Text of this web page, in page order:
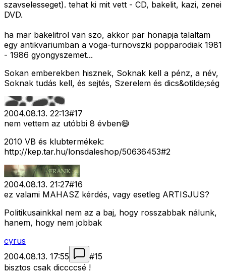
szavselesseget). tehat ki mit vett - CD, bakelit, kazi, zenei
DVD.
ha mar bakelitrol van szo, akkor par honapja talaltam
egy antikvariumban a voga-turnovszki popparodiak 1981
- 1986 gyongyszemet...
Sokan emberekben hisznek, Soknak kell a pénz, a név,
Soknak tudás kell, és sejtés, Szerelem és dics&otilde;ség
2004.08.13. 22:13#17
nem vettem az utóbbi 8 évben😄
2010 VB és klubtermékek:
http://kep.tar.hu/lonsdaleshop/50636453#2
2004.08.13. 21:27#16
ez valami MAHASZ kérdés, vagy esetleg ARTISJUS?
Politikusainkkal nem az a baj, hogy rosszabbak nálunk,
hanem, hogy nem jobbak
cyrus
2004.08.13. 17:55
#15
bisztos csak diccccsé !